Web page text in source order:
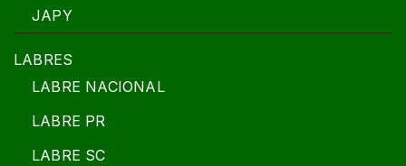
JAPY
LABRES
LABRE NACIONAL
LABRE PR
LABRE SC